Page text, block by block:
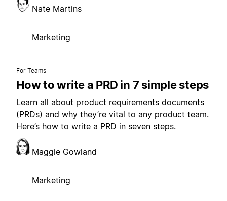
Nate Martins
Marketing
For Teams
How to write a PRD in 7 simple steps
Learn all about product requirements documents
(PRDs) and why they’re vital to any product team.
Here’s how to write a PRD in seven steps.
Maggie Gowland
Marketing